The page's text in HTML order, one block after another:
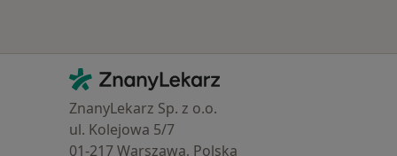
Kontakt
ZnanyLekarz - Strona główna
ZnanyLekarz Sp. z o.o.
ul. Kolejowa 5/7
01-217 Warszawa, Polska